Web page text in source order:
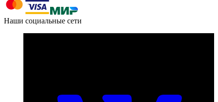
Номер телефона для связи:
+7 (831) 290-86-98
Наши социальные сети